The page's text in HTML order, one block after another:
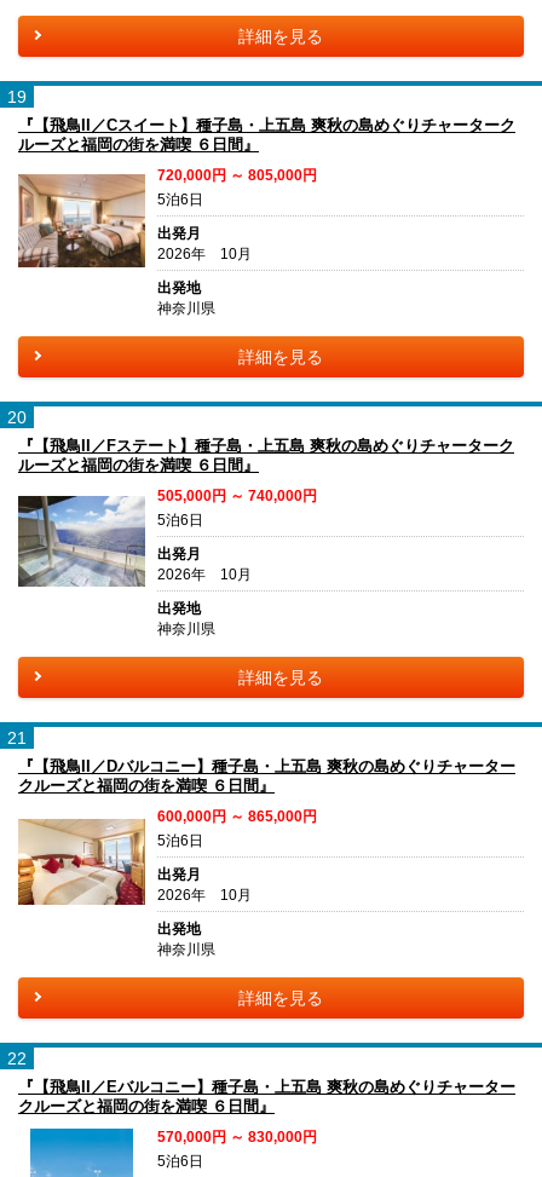
詳細を見る
19
『【飛鳥II／Cスイート】種子島・上五島 爽秋の島めぐりチャーターク
ルーズと福岡の街を満喫 ６日間』
720,000円 ～ 805,000円
5泊6日
出発月
2026年 10月
出発地
神奈川県
詳細を見る
20
『【飛鳥II／Fステート】種子島・上五島 爽秋の島めぐりチャーターク
ルーズと福岡の街を満喫 ６日間』
505,000円 ～ 740,000円
5泊6日
出発月
2026年 10月
出発地
神奈川県
詳細を見る
21
『【飛鳥II／Dバルコニー】種子島・上五島 爽秋の島めぐりチャーター
クルーズと福岡の街を満喫 ６日間』
600,000円 ～ 865,000円
5泊6日
出発月
2026年 10月
出発地
神奈川県
詳細を見る
22
『【飛鳥II／Eバルコニー】種子島・上五島 爽秋の島めぐりチャーター
クルーズと福岡の街を満喫 ６日間』
570,000円 ～ 830,000円
5泊6日